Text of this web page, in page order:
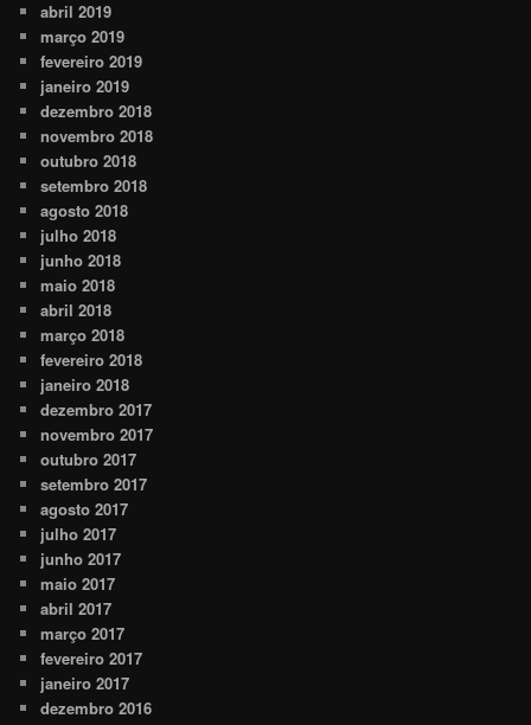
abril 2019
março 2019
fevereiro 2019
janeiro 2019
dezembro 2018
novembro 2018
outubro 2018
setembro 2018
agosto 2018
julho 2018
junho 2018
maio 2018
abril 2018
março 2018
fevereiro 2018
janeiro 2018
dezembro 2017
novembro 2017
outubro 2017
setembro 2017
agosto 2017
julho 2017
junho 2017
maio 2017
abril 2017
março 2017
fevereiro 2017
janeiro 2017
dezembro 2016